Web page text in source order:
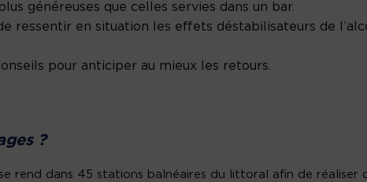
généreuses que celles servies dans un bar.
ressentir en situation les effets déstabilisateurs de
pour anticiper au mieux les retours.
?
rend dans 45 stations balnéaires du littoral afin de réaliser